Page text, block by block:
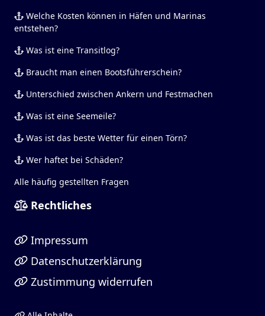
Welche Kosten können in Häfen und Marinas
entstehen?
Was ist eine Transitlog?
Braucht man einen Bootsführerschein?
Unterschied zwischen Ankern und Festmachen
Was ist eine Seemeile?
Was ist das beste Wetter für einen Törn?
Wer haftet bei Schäden?
Alle häufig gestellten Fragen
Rechtliches
Impressum
Datenschutzerklärung
Zustimmung widerrufen